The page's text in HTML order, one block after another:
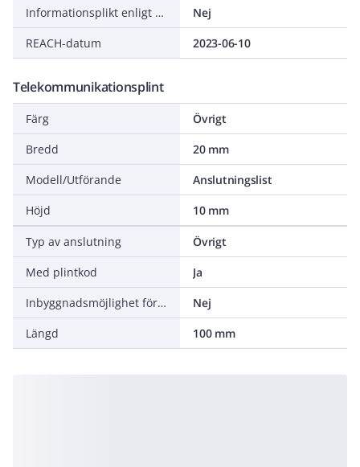
Informationsplikt enligt REACH
Nej
REACH-datum
2023-06-10
Telekommunikationsplint
Färg
Övrigt
Bredd
20 mm
Modell/Utförande
Anslutningslist
Höjd
10 mm
Typ av anslutning
Övrigt
Med plintkod
Ja
Inbyggnadsmöjlighet för överspänningsskydd
Nej
Längd
100 mm